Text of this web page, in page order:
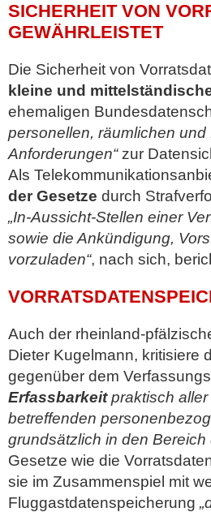
SICHERHEIT VON
GEWÄHRLEISTET
Die Sicherheit von
kleine und
ehemaligen
personellen, räumlichen
Anforderungen“zur
Als
der Gesetze durch
„In-Aussicht-Stellen einer
sowie die Ankündigung,
vorzuladen“, nach sich,
Auch der rheinland-
Dieter Kugelmann, kritisiere
gegenüber dem
Erfassbarkeitpraktisch aller
betreffenden
grundsätzlich in den Bereich
Gesetze wie die
sie im Zusammenspiel mit
Fluggastdatenspeicherung